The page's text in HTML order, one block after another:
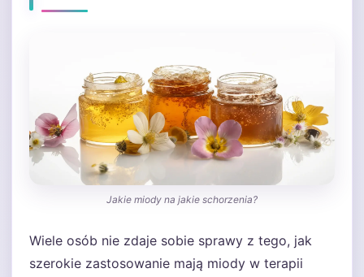
Jakie miody na jakie schorzenia?
Wiele osób nie zdaje sobie sprawy z tego, jak
szerokie zastosowanie mają miody w terapii